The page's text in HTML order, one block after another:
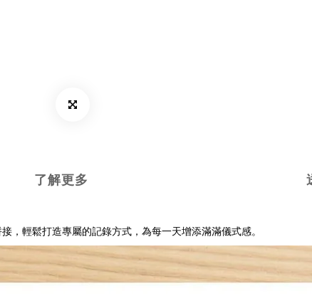
了解更多
，輕鬆打造專屬的記錄方式，為每一天增添滿滿儀式感。